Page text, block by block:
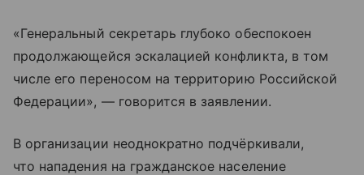
«Генеральный секретарь глубоко обеспокоен
продолжающейся эскалацией конфликта, в том
числе его переносом на территорию Российской
Федерации», — говорится в заявлении.
В организации неоднократно подчёркивали,
что нападения на гражданское население